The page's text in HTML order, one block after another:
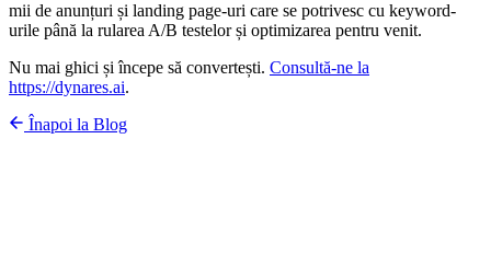
mii de anunțuri și landing page-uri care se potrivesc cu keyword-
urile până la rularea A/B testelor și optimizarea pentru venit.
Nu mai ghici și începe să convertești. Consultă-ne la
https://dynares.ai.
Înapoi la Blog